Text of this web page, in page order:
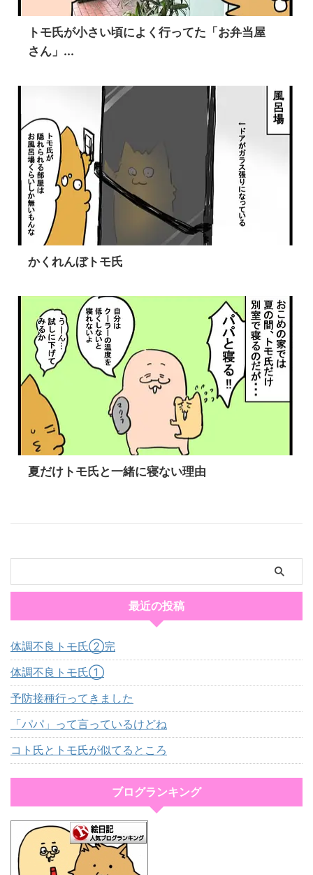
トモ氏が小さい頃によく行ってた「お弁当屋
さん」...
かくれんぼトモ氏
夏だけトモ氏と一緒に寝ない理由
最近の投稿
体調不良トモ氏②完
体調不良トモ氏①
予防接種行ってきました
「パパ」って言っているけどね
コト氏とトモ氏が似てるところ
ブログランキング